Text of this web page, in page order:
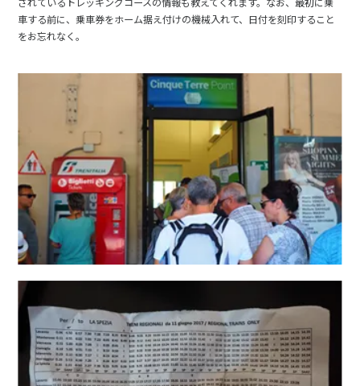
車する前に、乗車券をホーム据え付けの機械入れて、日付を刻印すること
をお忘れなく。